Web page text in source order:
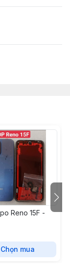
Reno 15F -
Chọn mua